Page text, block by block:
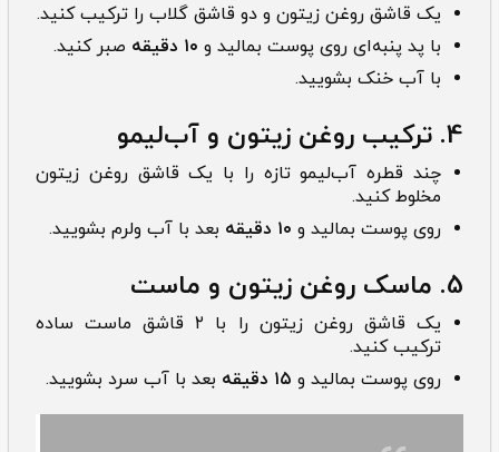
یک قاشق روغن زیتون و دو قاشق گلاب را ترکیب کنید.
با پد پنبه‌ای روی پوست بمالید و ۱۰ دقیقه
صبر کنید.
با آب خنک بشویید.
4. ترکیب روغن زیتون و آب‌لیمو
چند قطره آب‌لیمو تازه را با یک قاشق روغن زیتون
مخلوط کنید.
روی پوست بمالید و
بعد با آب ولرم بشویید.
5. ماسک روغن زیتون و ماست
یک قاشق روغن زیتون را با ۲ قاشق ماست ساده
ترکیب کنید.
روی پوست بمالید و ۱۵ دقیقه بعد با آب سرد بشویید.